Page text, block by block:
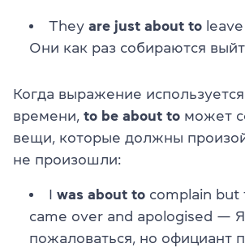
They are just about to
Они как раз собираются
Когда выражение
времени, to be about to может
вещи, которые должны
не произошли:
was about to complain but
came over and apologised —
пожаловаться, но официант